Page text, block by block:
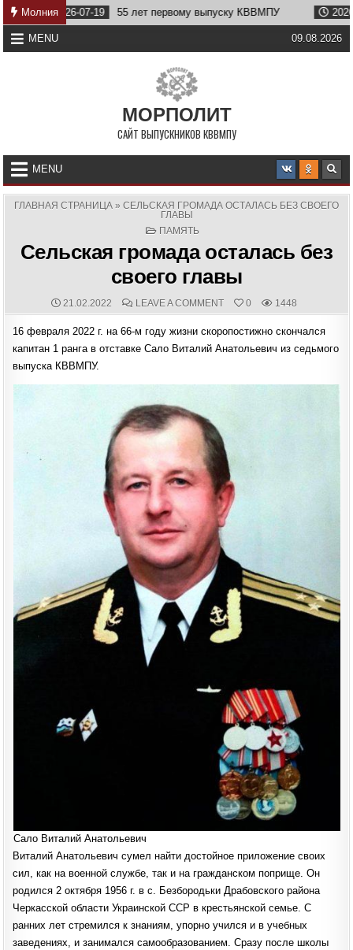
Skip
to
content
Молния
2026-07-19 55 лет первому выпуску КВВМПУ 2026-07-07
MENU 09.08.2026
МОРПОЛИТ
САЙТ ВЫПУСКНИКОВ КВВМПУ
MENU
ГЛАВНАЯ СТРАНИЦА » СЕЛЬСКАЯ ГРОМАДА ОСТАЛАСЬ БЕЗ СВОЕГО
ГЛАВЫ
POSTED
ПАМЯТЬ
Сельская громада осталась без
своего главы
PUBLISHED
DATE:
21.02.2022 COMMENTS:
LEAVE A COMMENTON
СЕЛЬСКАЯ
ОСТАЛАСЬ
СВОЕГО
0 1448
16 февраля 2022 г. на 66-м году жизни скоропостижно скончался
капитан 1 ранга в отставке Сало Виталий Анатольевич из седьмого
выпуска КВВМПУ.
Сало Виталий Анатольевич
Виталий Анатольевич сумел найти достойное приложение своих
сил, как на военной службе, так и на гражданском поприще. Он
родился 2 октября 1956 г. в с. Безбородьки Драбовского района
Черкасской области Украинской ССР в крестьянской семье. С
ранних лет стремился к знаниям, упорно учился и в учебных
заведениях, и занимался самообразованием. Сразу после школы